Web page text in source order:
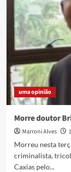
uma
Baixada
qualquer
uma opinião
Morre doutor
Marroni Alves
Morreu nesta
criminalista,
Caxias pelo...